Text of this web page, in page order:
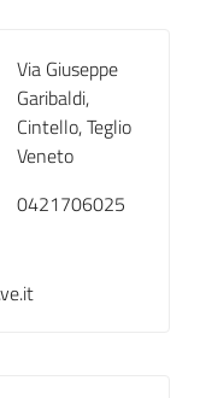
Via Giuseppe
Garibaldi,
Cintello, Teglio
Veneto
0421706025